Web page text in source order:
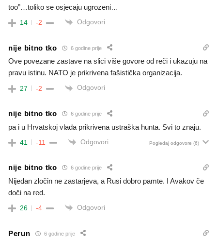
too”…toliko se osjecaju ugrozeni…
14 -2 Odgovori
nije bitno tko 6 godine prije
Ove povezane zastave na slici više govore od reči i ukazuju na
pravu istinu. NATO je prikrivena fašistička organizacija.
27 -2 Odgovori
nije bitno tko 6 godine prije
pa i u Hrvatskoj vlada prikrivena ustraška hunta. Svi to znaju.
41 -11 Odgovori Pogledaj odgovore (6)
nije bitno tko 6 godine prije
Nijedan zločin ne zastarjeva, a Rusi dobro pamte. I Avakov če
doči na red.
26 -4 Odgovori
Perun 6 godine prije